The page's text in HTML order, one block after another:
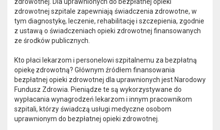
zdrowotnej szpitale zapewniają świadczenia zdrowotne, w
tym diagnostykę, leczenie, rehabilitację i szczepienia, zgodnie
z ustawą o świadczeniach opieki zdrowotnej finansowanych
ze środków publicznych.
Kto płaci lekarzom i personelowi szpitalnemu za bezpłatną
opiekę zdrowotną? Głównym źródłem finansowania
bezpłatnej opieki zdrowotnej dla uprawnionych jest Narodowy
Fundusz Zdrowia. Pieniądze te są wykorzystywane do
wypłacania wynagrodzeń lekarzom i innym pracownikom
szpitali, którzy świadczą usługi medyczne osobom
uprawnionym do bezpłatnej opieki zdrowotnej.